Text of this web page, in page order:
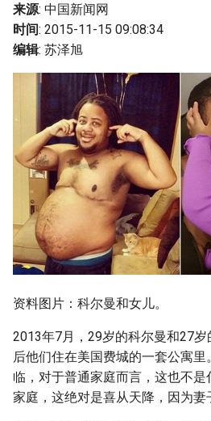
l
i
n
g
a
r
c
附加信息 [Processed Page
Metadata]
来源: 中国新闻网
时间: 2015-11-15 09:08:34
编辑: 苏泽旭
资料图片：科尔曼和女儿。
2013年7月，29岁的科尔曼和27
后他们住在美国费城的一套公寓
临，对于普通家庭而言，这也不
家庭，这绝对是喜从天降，因为妻